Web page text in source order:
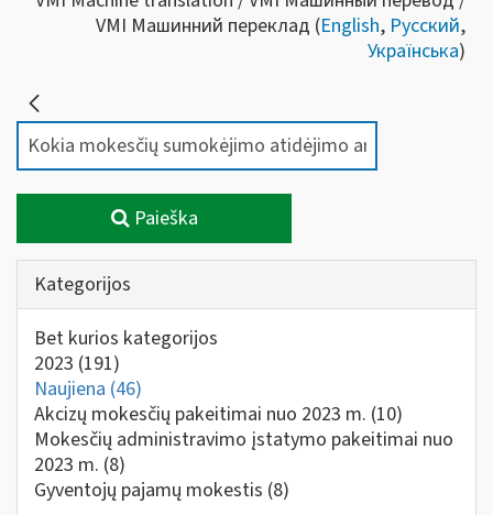
VMI Машинний переклад (English, Русский,
Українська)
Paieška
Kategorijos
Bet kurios kategorijos
2023 (191)
Naujiena (46)
Akcizų mokesčių pakeitimai nuo 2023 m. (10)
Mokesčių administravimo įstatymo pakeitimai nuo
2023 m. (8)
Gyventojų pajamų mokestis (8)